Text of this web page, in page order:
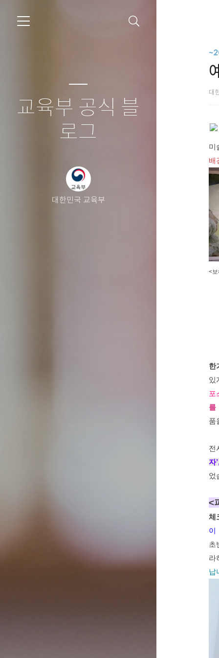
교육부 공식 블
로그
대한민국 교육부
대
미
배
<
한
있
포
를
품
전
자
었
<
체
이
초
라
납